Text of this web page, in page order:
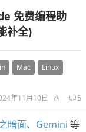
免费编程助
补全)
Mac Linux
年11月10日 5
暗面、 Gemini 等